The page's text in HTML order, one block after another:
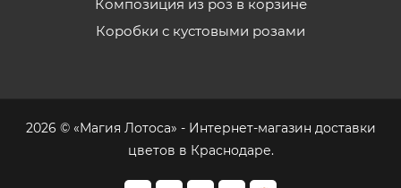
Композиция из роз в корзине
Коробки с кустовыми розами
2026 © «Магия Лотоса» - Интернет-магазин доставки
цветов в Краснодаре.